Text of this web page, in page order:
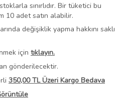
sınırlıdır. Bir tüketici bu
10 adet satın alabilir.
değişiklik yapma hakkını saklı
için tıklayın.
gönderilecektir.
350,00 TL Üzeri Kargo Bedava